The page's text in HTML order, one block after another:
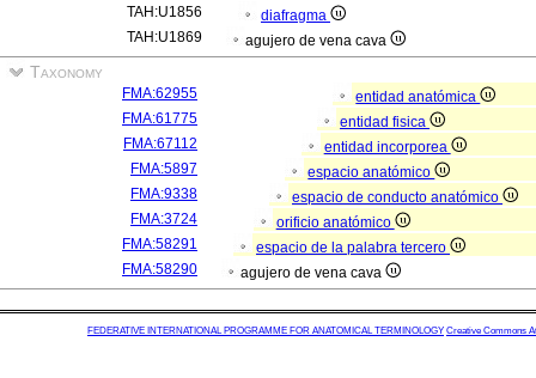
TAH:U1856
diafragma
TAH:U1869
agujero de vena cava
Taxonomy
FMA:62955
entidad anatómica
FMA:61775
entidad fisica
FMA:67112
entidad incorporea
FMA:5897
espacio anatómico
FMA:9338
espacio de conducto anatómico
FMA:3724
orificio anatómico
FMA:58291
espacio de la palabra tercero
FMA:58290
agujero de vena cava
FEDERATIVE INTERNATIONAL PROGRAMME FOR ANATOMICAL TERMINOLOGY Creative Commons